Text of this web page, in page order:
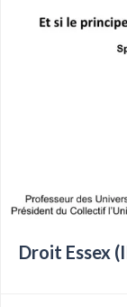
Droit Essex